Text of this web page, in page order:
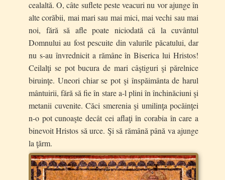
cealaltă. O, câte suflete peste veacuri nu vor ajunge în
alte corăbii, mai mari sau mai mici, mai vechi sau mai
noi, fără să afle poate niciodată că la cuvântul
Domnului au fost pescuite din valurile păcatului, dar
nu s-au învrednicit a rămâne în Biserica lui Hristos!
Ceilalţi se pot bucura de mari câştiguri şi părelnice
biruinţe. Uneori chiar se pot şi înspăimânta de harul
mântuirii, fără să fie în stare a-l plini în închinăciuni şi
metanii cuvenite. Căci smerenia şi umilinţa pocăinţei
n-o pot cunoaşte decât cei aflaţi în corabia în care a
binevoit Hristos să urce. Şi să rămână până va ajunge
la ţărm.